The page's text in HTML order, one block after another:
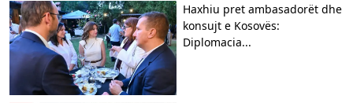
Haxhiu pret ambasadorët dhe
konsujt e Kosovës:
Diplomacia...